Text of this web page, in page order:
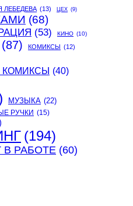
ЛЕБЕДЕВА (13) ЦЕХ (9)
(68)
(53) КИНО (10)
(87) КОМИКСЫ (12)
КОМИКСЫ (40)
МУЗЫКА (22)
РУЧКИ (15)
(194)
РАБОТЕ (60)